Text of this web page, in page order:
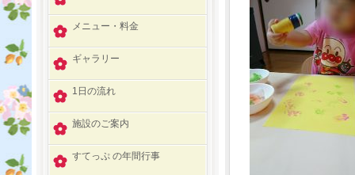
メニュー・料金
ギャラリー
1日の流れ
施設のご案内
すてっぷ の年間行事